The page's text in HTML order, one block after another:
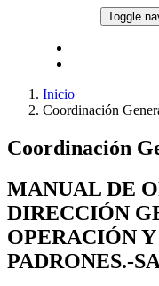
Pasar al contenidoToggle
Inicio
Coordinación
Coordinación
MANUAL DE
DIRECCIÓN
OPERACIÓN
PADRONES.-